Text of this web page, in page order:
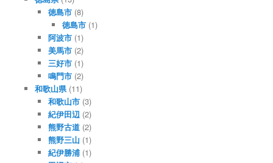
徳島市 (8)
徳島市(1)
阿波市 (1)
美馬市 (2)
三好市 (1)
鳴門市 (2)
和歌山県(11)
和歌山市 (3)
紀伊田辺 (2)
熊野古道 (2)
熊野三山 (1)
紀伊勝浦 (1)